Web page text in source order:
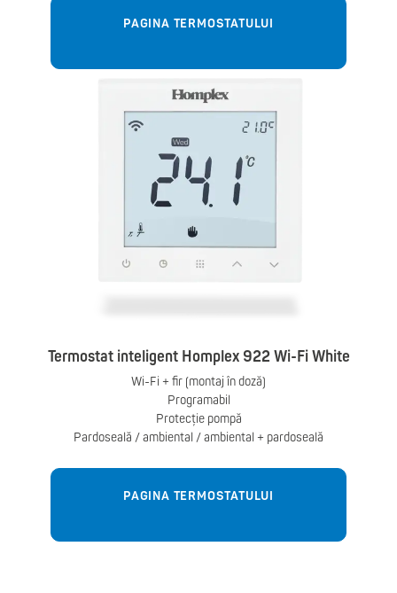
PAGINA TERMOSTATULUI
Termostat inteligent Homplex 922 Wi-Fi White
Wi-Fi + fir (montaj în doză)
Programabil
Protecție pompă
Pardoseală / ambiental / ambiental + pardoseală
PAGINA TERMOSTATULUI